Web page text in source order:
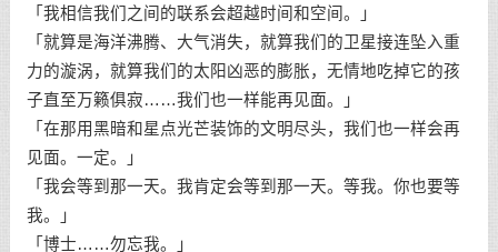
「我相信我们之间的联系会超越时间和空间。」
「就算是海洋沸腾、大气消失，就算我们的卫星接连坠入重
力的漩涡，就算我们的太阳凶恶的膨胀，无情地吃掉它的孩
子直至万籁俱寂……我们也一样能再见面。」
「在那用黑暗和星点光芒装饰的文明尽头，我们也一样会再
见面。一定。」
「我会等到那一天。我肯定会等到那一天。等我。你也要等
我。」
「博士……勿忘我。」